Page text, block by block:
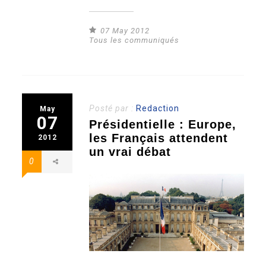
07 May 2012
Tous les communiqués
May
07
2012
0
Posté par : Redaction
Présidentielle : Europe,
les Français attendent
un vrai débat